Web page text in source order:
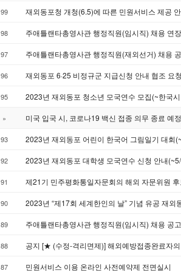
99 재외동포청 개청(6.5)에 따른 민원서비스 제공
98 주애틀랜타총영사관 행정직원(임시직) 채용 연
97 주애틀랜타총영사관 행정직원(재외선거) 채용
96 재외동포 6·25 비정규군 지급신청 안내 협조 요청
95 2023년 재외동포 청소년 모국연수 모집(~한국
» 미국 입국 시, 코로나19 백신 접종 의무 종료 예정
93 2023년 재외동포 어린이 한국어 그림일기 대회
92 2023년 재외동포 대학생 모국연수 신청 안내
91 제21기 민주평화통일자문회의 해외 자문위원
90 2023년 “제17회 세계한인의 날” 기념 유공 재외
89 주애틀랜타총영사관 행정직원(임시직) 채용 공
88 공지 [★ (수정-격리면제)] 해외예방접종완료자
87 민원서비스 이용 온라인 사전예약제 전면실시